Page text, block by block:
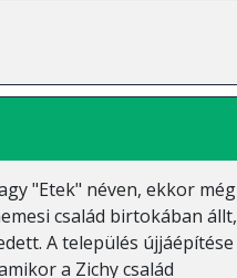
"Etek" néven, ekkor még
család birtokában állt,
A település újjáépítése
a Zichy család